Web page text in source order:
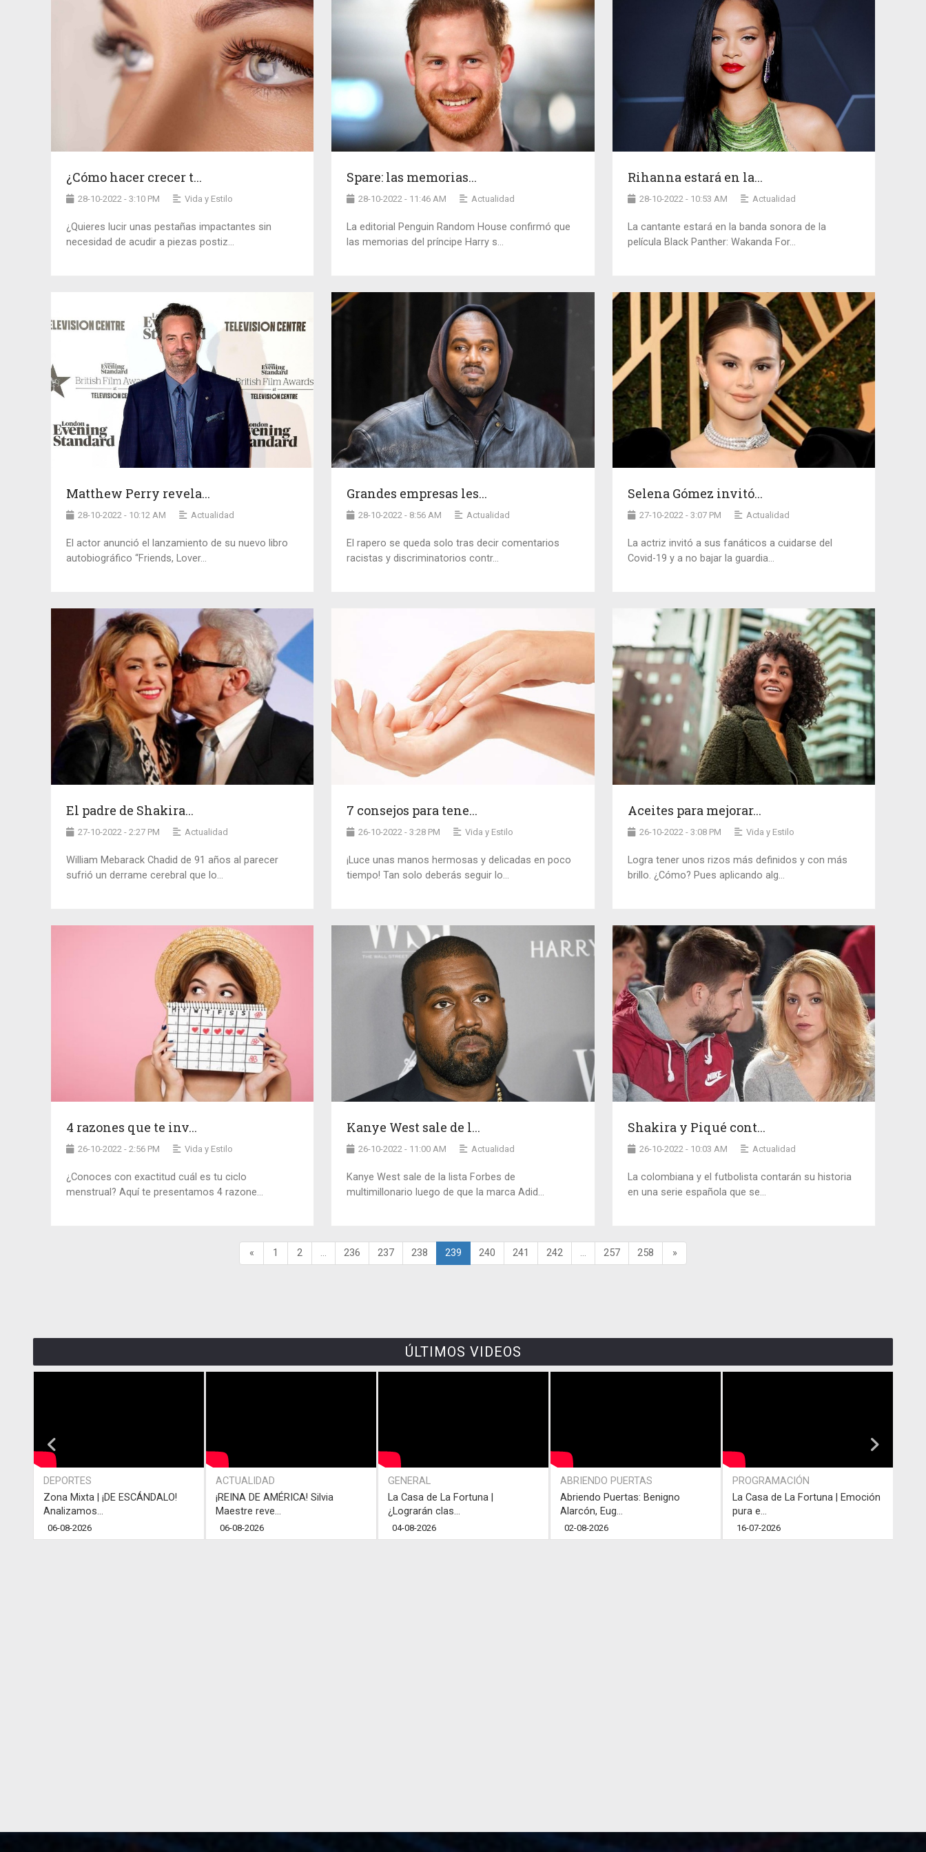
¿Cómo hacer crecer t...
28-10-2022 - 3:10 PM Vida y Estilo
¿Quieres lucir unas pestañas impactantes sin
necesidad de acudir a piezas postiz...
Spare: las memorias...
28-10-2022 - 11:46 AM Actualidad
La editorial Penguin Random House confirmó que
las memorias del príncipe Harry s...
Rihanna estará en la...
28-10-2022 - 10:53 AM Actualidad
La cantante estará en la banda sonora de la
película Black Panther: Wakanda For...
Matthew Perry revela...
28-10-2022 - 10:12 AM Actualidad
El actor anunció el lanzamiento de su nuevo libro
autobiográfico “Friends, Lover...
Grandes empresas les...
28-10-2022 - 8:56 AM Actualidad
El rapero se queda solo tras decir comentarios
racistas y discriminatorios contr...
Selena Gómez invitó...
27-10-2022 - 3:07 PM Actualidad
La actriz invitó a sus fanáticos a cuidarse del
Covid-19 y a no bajar la guardia...
El padre de Shakira...
27-10-2022 - 2:27 PM Actualidad
William Mebarack Chadid de 91 años al parecer
sufrió un derrame cerebral que lo...
7 consejos para tene...
26-10-2022 - 3:28 PM Vida y Estilo
¡Luce unas manos hermosas y delicadas en poco
tiempo! Tan solo deberás seguir lo...
Aceites para mejorar...
26-10-2022 - 3:08 PM Vida y Estilo
Logra tener unos rizos más definidos y con más
brillo. ¿Cómo? Pues aplicando alg...
4 razones que te inv...
26-10-2022 - 2:56 PM Vida y Estilo
¿Conoces con exactitud cuál es tu ciclo
menstrual? Aquí te presentamos 4 razone...
Kanye West sale de l...
26-10-2022 - 11:00 AM Actualidad
Kanye West sale de la lista Forbes de
multimillonario luego de que la marca Adid...
Shakira y Piqué cont...
26-10-2022 - 10:03 AM Actualidad
La colombiana y el futbolista contarán su historia
en una serie española que se...
« 1 2 ... 236 237 238 239 240 241 242 ... 257 258 »
ÚLTIMOS VIDEOS
DEPORTES
Zona Mixta | ¡DE ESCÁNDALO!
Analizamos...
06-08-2026
ACTUALIDAD
¡REINA DE AMÉRICA! Silvia
Maestre reve...
06-08-2026
GENERAL
La Casa de La Fortuna |
¿Lograrán clas...
04-08-2026
ABRIENDO PUERTAS
Abriendo Puertas: Benigno
Alarcón, Eug...
02-08-2026
PROGRAMACIÓN
La Casa de La Fortuna | Emoción
pura e...
16-07-2026